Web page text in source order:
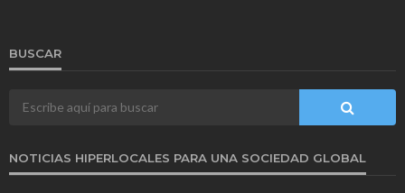
BUSCAR
NOTICIAS HIPERLOCALES PARA UNA SOCIEDAD GLOBAL